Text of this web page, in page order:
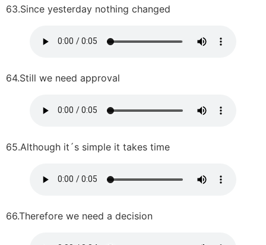
63.Since yesterday nothing changed
64.Still we need approval
65.Although it´s simple it takes time
66.Therefore we need a decision